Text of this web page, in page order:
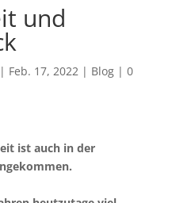
und
| Feb. 17, 2022 | Blog| 0
ist auch in der